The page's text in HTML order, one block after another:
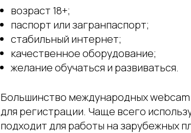
возраст 18+;
паспорт или загранпаспорт;
стабильный интернет;
качественное оборудование;
желание обучаться и развиваться.
Большинство международных
для регистрации. Чаще всего
подходит для работы на зарубежных